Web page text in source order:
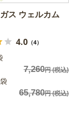
ス ウェルカム
4.0（4）
7,260円(税込)
65,780円(税込)